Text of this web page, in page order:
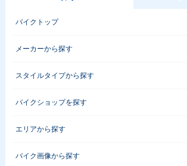
バイクトップ
メーカーから探す
スタイルタイプから探す
バイクショップを探す
エリアから探す
バイク画像から探す